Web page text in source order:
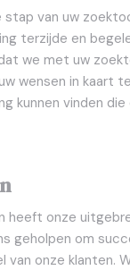
stap van uw
terzijde en
we met uw
wensen in kaart
kunnen vinden
heeft onze
geholpen om
van onze klanten.